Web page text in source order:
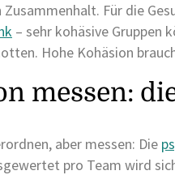
Für die
– sehr kohäsive Gruppen
Hohe Kohäsion
messen:
aber messen: Die
pro Team wird